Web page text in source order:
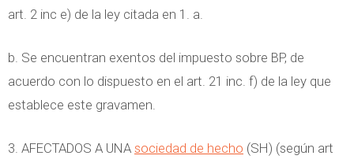
art. 2 inc e) de la ley citada en 1. a.
b. Se encuentran exentos del impuesto sobre BP, de
acuerdo con lo dispuesto en el art. 21 inc. f) de la ley que
establece este gravamen.
3. AFECTADOS A UNA sociedad de hecho (SH) (según art